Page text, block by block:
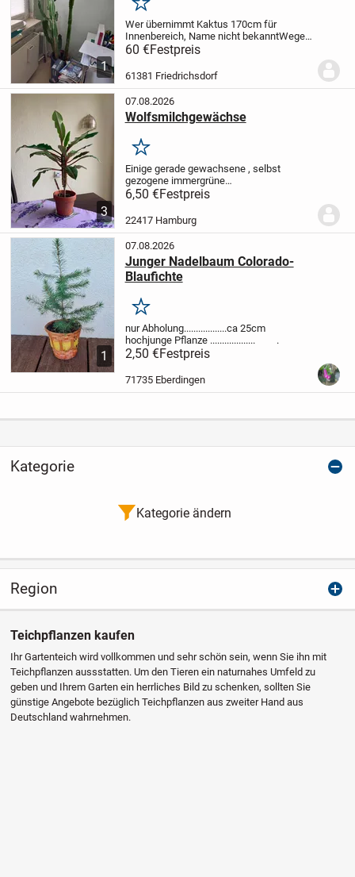
1
Merken
Wer übernimmt Kaktus 170cm für
Innenbereich, Name nicht bekanntWegen
Platzbedarf abzugeben
60 €Festpreis
61381 Friedrichsdorf
3
07.08.2026
Wolfsmilchgewächse
Merken
Einige gerade gewachsene , selbst
gezogene immergrüne
Wollfsmilchgewächse , Pflanzen von
Privat an Liebhaber zum Selbstabholen
aus Hamburg Langenhorn abzugeben .
Nichtraucher Haushalt .
6,50 €Festpreis
22417 Hamburg
1
07.08.2026
Junger Nadelbaum Colorado-
Blaufichte
Merken
nur Abholung..................ca 25cm
hochjunge Pflanze ................... .
2,50 €Festpreis
71735 Eberdingen
Kategorie
Kategorie ändern
Region
Teichpflanzen kaufen
Ihr Gartenteich wird vollkommen und sehr schön sein, wenn Sie ihn mit
Teichpflanzen aussstatten. Um den Tieren ein naturnahes Umfeld zu
geben und Ihrem Garten ein herrliches Bild zu schenken, sollten Sie
günstige Angebote bezüglich Teichpflanzen aus zweiter Hand aus
Deutschland wahrnehmen.